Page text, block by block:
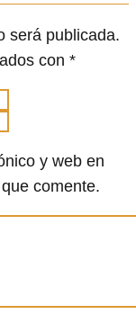
será publicada.
con *
y web en
comente.